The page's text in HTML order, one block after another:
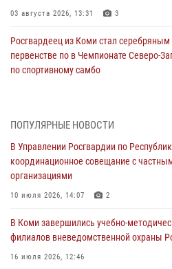
03 августа 2026, 13:31 3
Росгвардеец из Коми стал
первенстве по в Чемпионате Северо-
по спортивному самбо
законодательстве в сфере оборота
оружие за нарушения
02 августа 2026, 06:17
В Койгородском районе местный
31 июля 2026, 10:55
Временно исполняющий обязанности
ПОПУЛЯРНЫЕ НОВОСТИ
В Управлении Росгвардии по
координационное совещание с
организациями
10 июля 2026, 14:07 2
В Коми завершились учебно-
филиалов вневедомственной охраны
16 июля 2026, 12:46